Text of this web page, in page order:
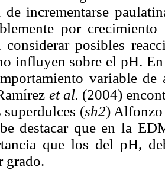
incrementarse
por
considerar posibles
influyen sobre el pH. En
variable
et al. (2004)
superdulces (sh2)
destacar que en la
que los del pH,
grado.